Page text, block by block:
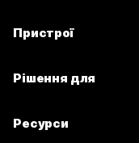
Пристрої
Рішення для
Ресурси